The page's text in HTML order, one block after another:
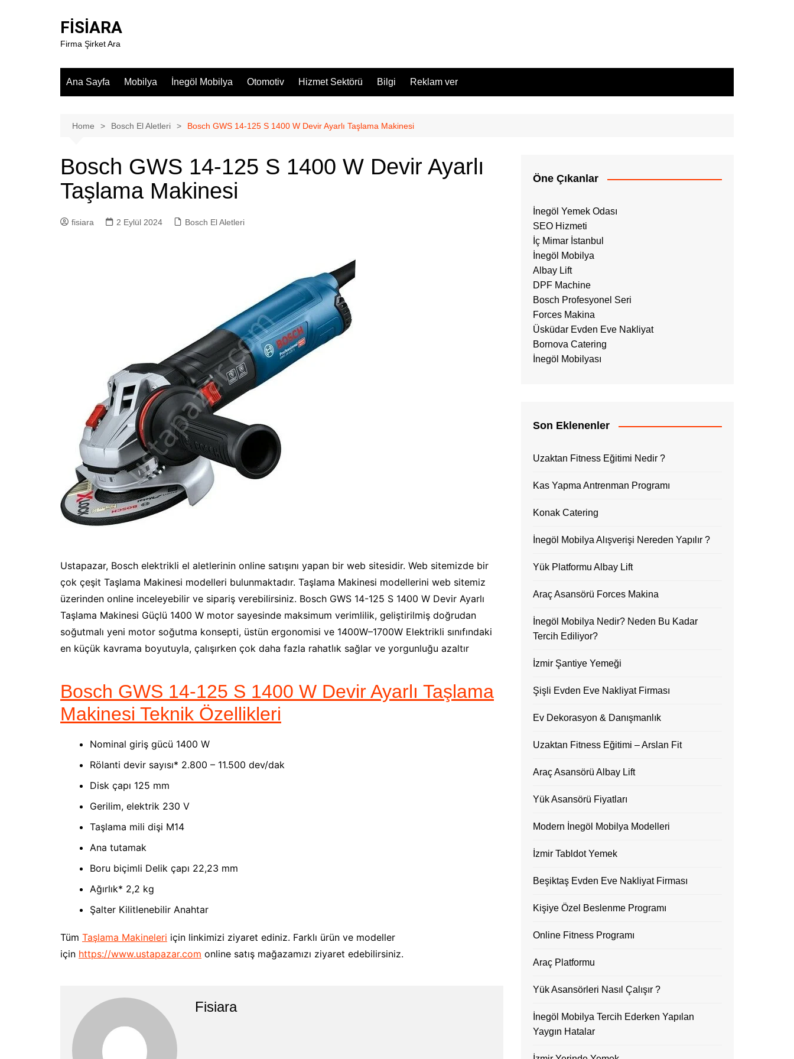
FİSİARA
Firma Şirket Ara
Ana Sayfa Mobilya İnegöl Mobilya Otomotiv Hizmet Sektörü Bilgi Reklam ver
Home Bosch El Aletleri Bosch GWS 14-125 S 1400 W Devir Ayarlı Taşlama Makinesi
Bosch GWS 14-125 S 1400 W Devir Ayarlı
Taşlama Makinesi
fisiara 2 Eylül 2024 Bosch El Aletleri
Ustapazar, Bosch elektrikli el aletlerinin online satışını yapan bir web sitesidir. Web sitemizde bir
çok çeşit Taşlama Makinesi modelleri bulunmaktadır. Taşlama Makinesi modellerini web sitemiz
üzerinden online inceleyebilir ve sipariş verebilirsiniz. Bosch GWS 14-125 S 1400 W Devir Ayarlı
Taşlama Makinesi Güçlü 1400 W motor sayesinde maksimum verimlilik, geliştirilmiş doğrudan
soğutmalı yeni motor soğutma konsepti, üstün ergonomisi ve 1400W–1700W Elektrikli sınıfındaki
en küçük kavrama boyutuyla, çalışırken çok daha fazla rahatlık sağlar ve yorgunluğu azaltır
Bosch GWS 14-125 S 1400 W Devir Ayarlı Taşlama
Makinesi Teknik Özellikleri
Nominal giriş gücü 1400 W
Rölanti devir sayısı* 2.800 – 11.500 dev/dak
Disk çapı 125 mm
Gerilim, elektrik 230 V
Taşlama mili dişi M14
Ana tutamak
Boru biçimli Delik çapı 22,23 mm
Ağırlık* 2,2 kg
Şalter Kilitlenebilir Anahtar
Tüm Taşlama Makineleri için linkimizi ziyaret ediniz. Farklı ürün ve modeller
için https://www.ustapazar.com online satış mağazamızı ziyaret edebilirsiniz.
Fisiara
Öne Çıkanlar
İnegöl Yemek Odası
SEO Hizmeti
İç Mimar İstanbul
İnegöl Mobilya
Albay Lift
DPF Machine
Bosch Profesyonel Seri
Forces Makina
Üsküdar Evden Eve Nakliyat
Bornova Catering
İnegöl Mobilyası
Son Eklenenler
Uzaktan Fitness Eğitimi Nedir ?
Kas Yapma Antrenman Programı
Konak Catering
İnegöl Mobilya Alışverişi Nereden Yapılır ?
Yük Platformu Albay Lift
Araç Asansörü Forces Makina
İnegöl Mobilya Nedir? Neden Bu Kadar
Tercih Ediliyor?
İzmir Şantiye Yemeği
Şişli Evden Eve Nakliyat Firması
Ev Dekorasyon & Danışmanlık
Uzaktan Fitness Eğitimi – Arslan Fit
Araç Asansörü Albay Lift
Yük Asansörü Fiyatları
Modern İnegöl Mobilya Modelleri
İzmir Tabldot Yemek
Beşiktaş Evden Eve Nakliyat Firması
Kişiye Özel Beslenme Programı
Online Fitness Programı
Araç Platformu
Yük Asansörleri Nasıl Çalışır ?
İnegöl Mobilya Tercih Ederken Yapılan
Yaygın Hatalar